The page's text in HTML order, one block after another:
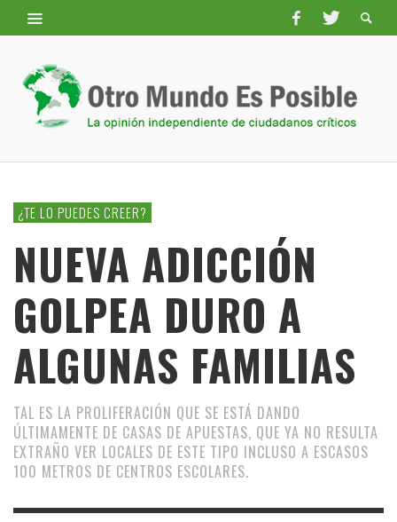
¿TE LO PUEDES CREER?
NUEVA ADICCIÓN
GOLPEA DURO A
ALGUNAS FAMILIAS
TAL ES LA PROLIFERACIÓN QUE SE ESTÁ DANDO
ÚLTIMAMENTE DE CASAS DE APUESTAS, QUE YA NO RESULTA
EXTRAÑO VER LOCALES DE ESTE TIPO INCLUSO A ESCASOS
100 METROS DE CENTROS ESCOLARES.